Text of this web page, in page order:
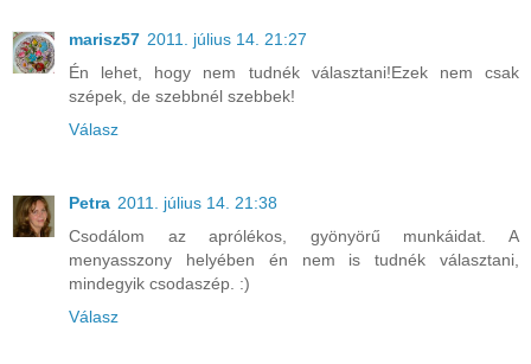
marisz57 2011. július 14. 21:27
Én lehet, hogy nem tudnék választani!Ezek nem csak
szépek, de szebbnél szebbek!
Válasz
Petra 2011. július 14. 21:38
Csodálom az aprólékos, gyönyörű munkáidat. A
menyasszony helyében én nem is tudnék választani,
mindegyik csodaszép. :)
Válasz